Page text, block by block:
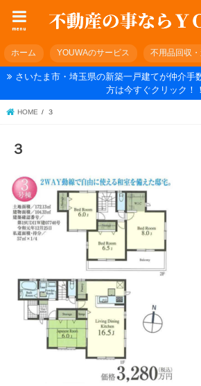
menu
ホーム YOUWAのサービス 不用品回収
さいたま市・埼玉県の新築一戸建てが仲介
方は今すぐクリック！！
HOME ３
３